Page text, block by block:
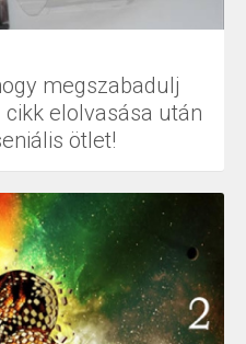
megszabadulj
elolvasása után
ötlet!